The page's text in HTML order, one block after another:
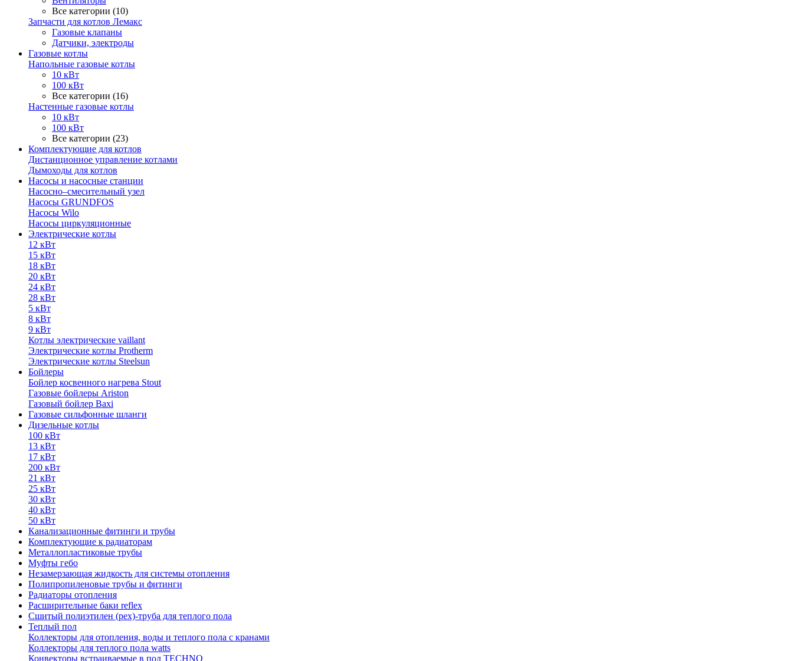
Все категории (10)
Запчасти для котлов Лемакс
Газовые клапаны
Датчики, электроды
Газовые котлы
Напольные газовые котлы
10 кВт
100 кВт
Все категории (16)
Настенные газовые котлы
10 кВт
100 кВт
Все категории (23)
Комплектующие для котлов
Дистанционное управление котлами
Дымоходы для котлов
Насосы и насосные станции
Насосно–смесительный узел
Насосы GRUNDFOS
Насосы Wilo
Насосы циркуляционные
Электрические котлы
12 кВт
15 кВт
18 кВт
20 кВт
24 кВт
28 кВт
5 кВт
8 кВт
9 кВт
Котлы электрические vaillant
Электрические котлы Protherm
Электрические котлы Steelsun
Бойлеры
Бойлер косвенного нагрева Stout
Газовые бойлеры Ariston
Газовый бойлер Baxi
Газовые сильфонные шланги
Дизельные котлы
100 кВт
13 кВт
17 кВт
200 кВт
21 кВт
25 кВт
30 кВт
40 кВт
50 кВт
Канализационные фитинги и трубы
Комплектующие к радиаторам
Металлопластиковые трубы
Муфты гебо
Незамерзающая жидкость для системы отопления
Полипропиленовые трубы и фитинги
Радиаторы отопления
Расширительные баки reflex
Сшитый полиэтилен (pex)-труба для теплого пола
Теплый пол
Коллекторы для отопления, воды и теплого пола с кранами
Коллекторы для теплого пола watts
Конвекторы встраиваемые в пол TECHNO